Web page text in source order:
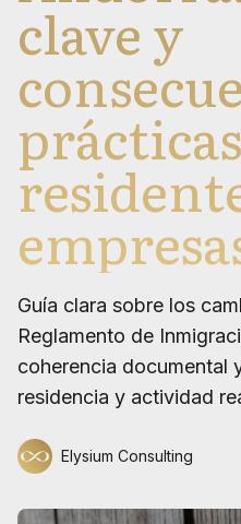
clave y
Guía clara sobre los
Reglamento de
coherencia documental
residencia y actividad
Elysium Consulting